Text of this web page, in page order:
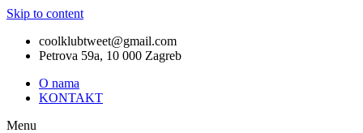
Skip to content
coolklubtweet@gmail.com
Petrova 59a, 10 000 Zagreb
O nama
KONTAKT
Menu